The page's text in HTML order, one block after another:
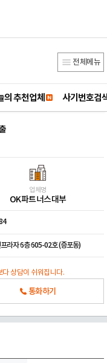
전체메뉴
의 추천업체 사기번호검
업체명
OK파트너스대부
라자 6층 605-02호 (증포동)
다 상담이 쉬워집니다.
통화하기